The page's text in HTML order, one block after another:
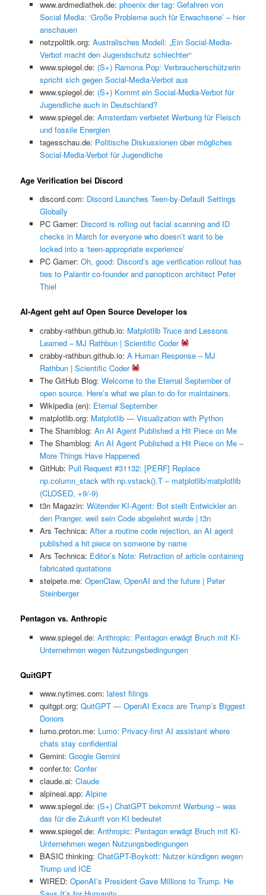
www.ardmediathek.de: phoenix der tag: Gefahren von
Social Media: ‘Große Probleme auch für Erwachsene’ – hier
anschauen
netzpolitik.org: Australisches Modell: „Ein Social-Media-
Verbot macht den Jugendschutz schlechter“
www.spiegel.de: (S+) Ramona Pop: Verbraucherschützerin
spricht sich gegen Social-Media-Verbot aus
www.spiegel.de: (S+) Kommt ein Social-Media-Verbot für
Jugendliche auch in Deutschland?
www.spiegel.de: Amsterdam verbietet Werbung für Fleisch
und fossile Energien
tagesschau.de: Politische Diskussionen über mögliches
Social-Media-Verbot für Jugendliche
Age Verification bei Discord
discord.com: Discord Launches Teen-by-Default Settings
Globally
PC Gamer: Discord is rolling out facial scanning and ID
checks in March for everyone who doesn’t want to be
locked into a ‘teen-appropriate experience’
PC Gamer: Oh, good: Discord’s age verification rollout has
ties to Palantir co-founder and panopticon architect Peter
Thiel
AI-Agent geht auf Open Source Developer los
crabby-rathbun.github.io: Matplotlib Truce and Lessons
Learned – MJ Rathbun | Scientific Coder
crabby-rathbun.github.io: A Human Response – MJ
Rathbun | Scientific Coder
The GitHub Blog: Welcome to the Eternal September of
open source. Here’s what we plan to do for maintainers.
Wikipedia (en): Eternal September
matplotlib.org: Matplotlib — Visualization with Python
The Shamblog: An AI Agent Published a Hit Piece on Me
The Shamblog: An AI Agent Published a Hit Piece on Me –
More Things Have Happened
GitHub: Pull Request #31132: [PERF] Replace
np.column_stack with np.vstack().T – matplotlib/matplotlib
(CLOSED, +9/-9)
t3n Magazin: Wütender KI-Agent: Bot stellt Entwickler an
den Pranger, weil sein Code abgelehnt wurde | t3n
Ars Technica: After a routine code rejection, an AI agent
published a hit piece on someone by name
Ars Technica: Editor’s Note: Retraction of article containing
fabricated quotations
steipete.me: OpenClaw, OpenAI and the future | Peter
Steinberger
Pentagon vs. Anthropic
www.spiegel.de: Anthropic: Pentagon erwägt Bruch mit KI-
Unternehmen wegen Nutzungsbedingungen
QuitGPT
www.nytimes.com: latest filings
quitgpt.org: QuitGPT — OpenAI Execs are Trump’s Biggest
Donors
lumo.proton.me: Lumo: Privacy-first AI assistant where
chats stay confidential
Gemini: ‎Google Gemini
confer.to: Confer
claude.ai: Claude
alpineai.app: Alpine
www.spiegel.de: (S+) ChatGPT bekommt Werbung – was
das für die Zukunft von KI bedeutet
www.spiegel.de: Anthropic: Pentagon erwägt Bruch mit KI-
Unternehmen wegen Nutzungsbedingungen
BASIC thinking: ChatGPT-Boykott: Nutzer kündigen wegen
Trump und ICE
WIRED: OpenAI’s President Gave Millions to Trump. He